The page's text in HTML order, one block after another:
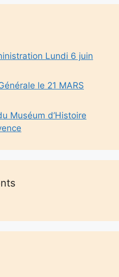
Lundi 6 juin
le 21 MARS
Muséum d’Histoire